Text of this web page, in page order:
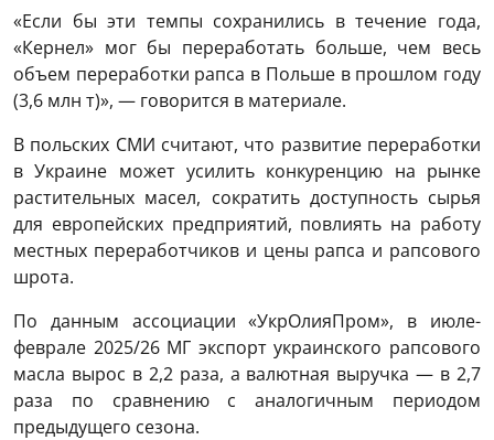
«Если бы эти темпы сохранились в течение года,
«Кернел» мог бы переработать больше, чем весь
объем переработки рапса в Польше в прошлом году
(3,6 млн т)», — говорится в материале.
В польских СМИ считают, что развитие переработки
в Украине может усилить конкуренцию на рынке
растительных масел, сократить доступность сырья
для европейских предприятий, повлиять на работу
местных переработчиков и цены рапса и рапсового
шрота.
По данным ассоциации «УкрОлияПром», в июле-
феврале 2025/26 МГ экспорт украинского рапсового
масла вырос в 2,2 раза, а валютная выручка — в 2,7
раза по сравнению с аналогичным периодом
предыдущего сезона.